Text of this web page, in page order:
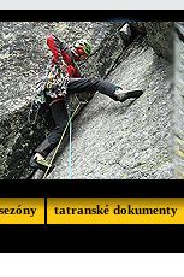
tatranské dokumenty